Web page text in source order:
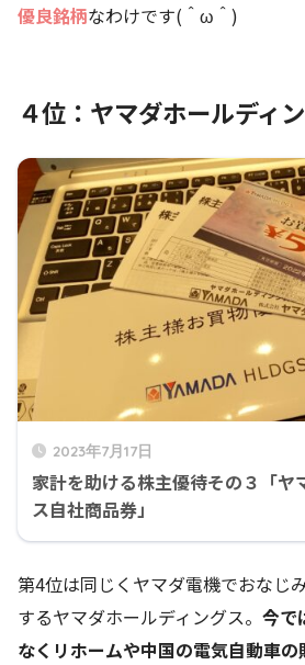
優良銘柄なわけです(＾ω＾)
４位：ヤマダホールディ
2023年7月17日
家計を助ける株主優待その３「ヤ
ス自社商品券」
第4位は同じくヤマダ電機でおなじ
するヤマダホールディングス。 今で
なくリホームや中国の電気自動車